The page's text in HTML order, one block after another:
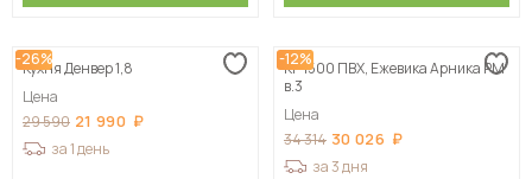
-26%
Кухня Денвер 1,8
Цена
29 590 21 990
за 1 день
-12%
КГ 1500 ПВХ, Ежевика Арника РМ
в.3
Цена
34 314 30 026
за 3 дня